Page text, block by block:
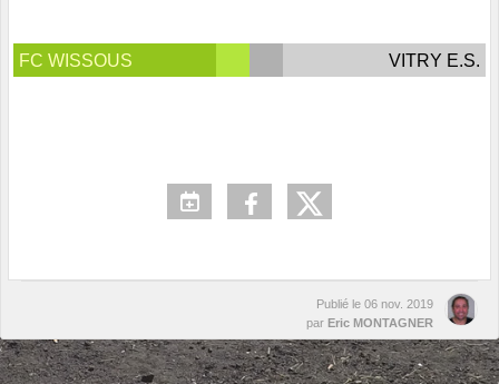
FC WISSOUS VITRY E.S.
Publié le 06 nov. 2019
par Eric MONTAGNER